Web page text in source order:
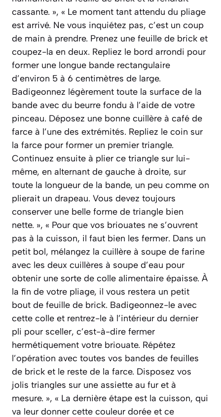
cassante. », « Le moment tant attendu du pliage
est arrivé. Ne vous inquiétez pas, c’est un coup
de main à prendre. Prenez une feuille de brick et
coupez-la en deux. Repliez le bord arrondi pour
former une longue bande rectangulaire
d’environ 5 à 6 centimètres de large.
Badigeonnez légèrement toute la surface de la
bande avec du beurre fondu à l’aide de votre
pinceau. Déposez une bonne cuillère à café de
farce à l’une des extrémités. Repliez le coin sur
la farce pour former un premier triangle.
Continuez ensuite à plier ce triangle sur lui-
même, en alternant de gauche à droite, sur
toute la longueur de la bande, un peu comme on
plierait un drapeau. Vous devez toujours
conserver une belle forme de triangle bien
nette. », « Pour que vos briouates ne s’ouvrent
pas à la cuisson, il faut bien les fermer. Dans un
petit bol, mélangez la cuillère à soupe de farine
avec les deux cuillères à soupe d’eau pour
obtenir une sorte de colle alimentaire épaisse. À
la fin de votre pliage, il vous restera un petit
bout de feuille de brick. Badigeonnez-le avec
cette colle et rentrez-le à l’intérieur du dernier
pli pour sceller, c’est-à-dire fermer
hermétiquement votre briouate. Répétez
l’opération avec toutes vos bandes de feuilles
de brick et le reste de la farce. Disposez vos
jolis triangles sur une assiette au fur et à
mesure. », « La dernière étape est la cuisson, qui
va leur donner cette couleur dorée et ce